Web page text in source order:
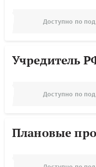
Доступно по
Учредитель
Доступно по
Плановые